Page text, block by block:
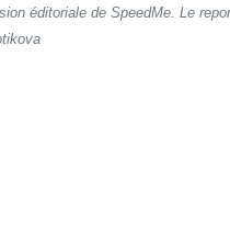
éditoriale de SpeedMe. Le